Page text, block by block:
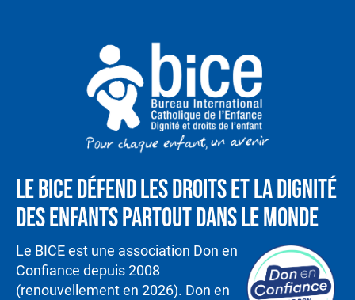
Le BICE défend les droits et la dignité
des enfants partout dans le monde
Le BICE est une association Don en
Confiance depuis 2008
(renouvellement en 2026). Don en